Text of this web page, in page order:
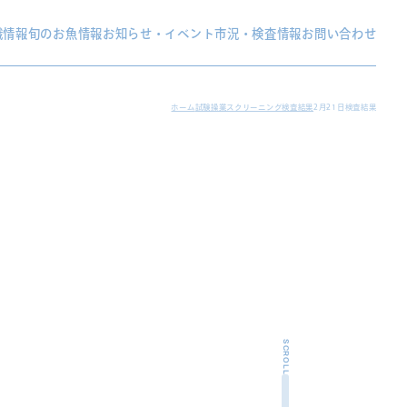
情報旬のお魚情報お知らせ・イベント市況・検査情報お問い合わせ
ホーム 試験操業スクリーニング検査結果 2月21日検査結果
SCROLL